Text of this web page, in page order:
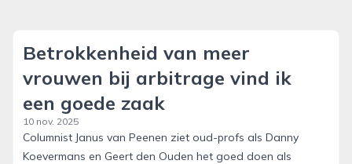
Betrokkenheid van meer
vrouwen bij arbitrage vind ik
een goede zaak
10 nov. 2025
Columnist Janus van Peenen ziet oud-profs als Danny
Koevermans en Geert den Ouden het goed doen als